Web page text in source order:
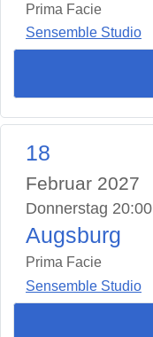
Prima Facie
Sensemble Studio
18
Februar 2027
Donnerstag 20:00
Augsburg
Prima Facie
Sensemble Studio